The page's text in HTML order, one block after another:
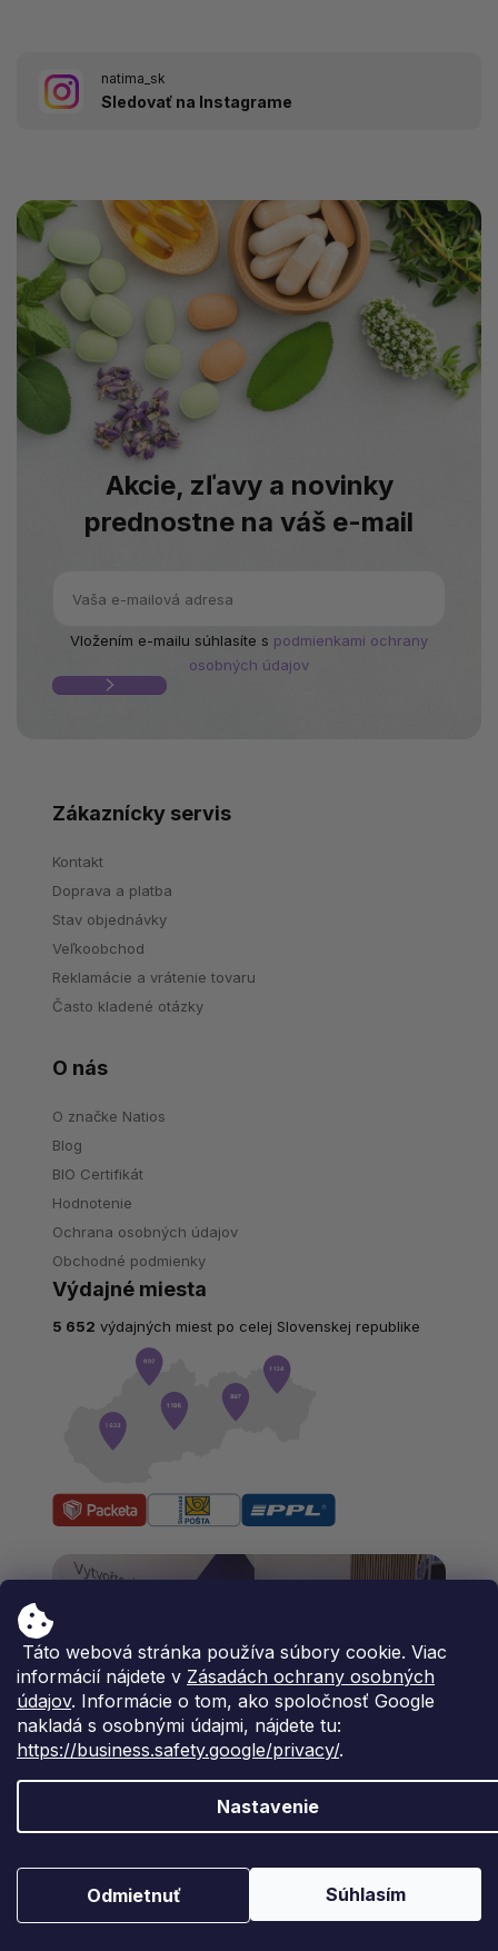
Táto webová stránka používa súbory cookie. Viac
informácií nájdete v Zásadách ochrany osobných
údajov. Informácie o tom, ako spoločnosť Google
nakladá s osobnými údajmi, nájdete tu:
https://business.safety.google/privacy/.
Nastavenie
Odmietnuť Súhlasím
natima_sk
Sledovať na Instagrame
Akcie, zľavy a novinky
prednostne na váš e-mail
Vložením e-mailu súhlasíte s podmienkami ochrany
osobných údajov
Zákaznícky servis
Kontakt
Doprava a platba
Stav objednávky
Veľkoobchod
Reklamácie a vrátenie tovaru
Často kladené otázky
O nás
O značke Natios
Blog
BIO Certifikát
Hodnotenie
Ochrana osobných údajov
Obchodné podmienky
Predajňa Ostrava
Keramická 377/35, 711 00, Ostrava, Česká
republika
Výdajné miesta
5 652 výdajných miest po celej Slovenskej republike